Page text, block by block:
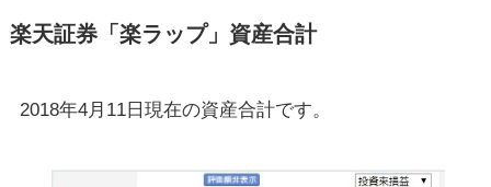
楽天証券「楽ラップ」資産合計
2018年4月11日現在の資産合計です。